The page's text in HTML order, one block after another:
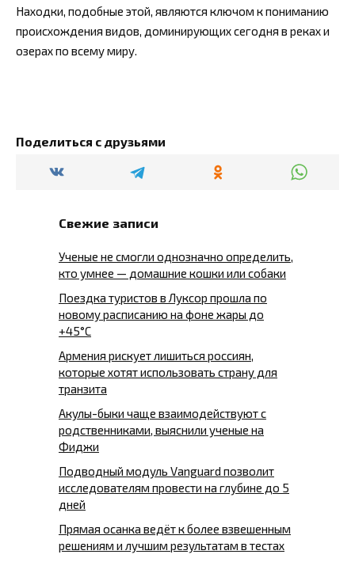
Находки, подобные этой, являются ключом к пониманию
происхождения видов, доминирующих сегодня в реках и
озерах по всему миру.
Поделиться с друзьями
Свежие записи
Ученые не смогли однозначно определить,
кто умнее — домашние кошки или собаки
Поездка туристов в Луксор прошла по
новому расписанию на фоне жары до
+45°C
Армения рискует лишиться россиян,
которые хотят использовать страну для
транзита
Акулы-быки чаще взаимодействуют с
родственниками, выяснили ученые на
Фиджи
Подводный модуль Vanguard позволит
исследователям провести на глубине до 5
дней
Прямая осанка ведёт к более взвешенным
решениям и лучшим результатам в тестах